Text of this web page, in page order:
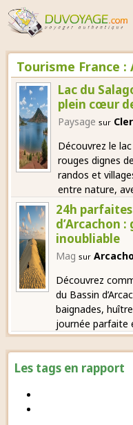
Les tags en rapport
Tourisme France
Lac du
plein cœur
Paysage sur
Découvrez le
rouges dignes
randos et
entre nature,
24h
d’Arcachon
inoubliable
Mag sur
Découvrez
du Bassin
baignades,
journée parfaite